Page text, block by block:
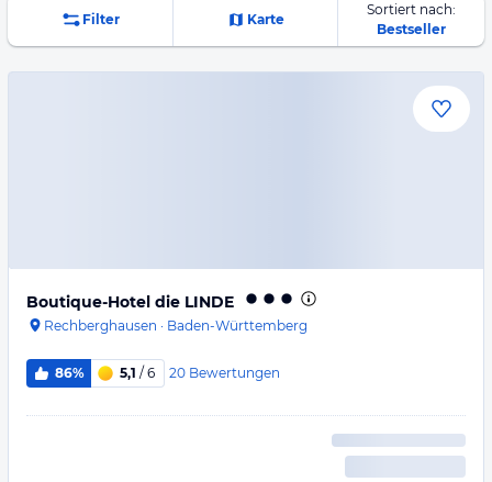
Filter Karte
Sortiert nach:
Bestseller
Boutique-Hotel die LINDE
Rechberghausen · Baden-Württemberg
86% 5,1 / 6 20 Bewertungen